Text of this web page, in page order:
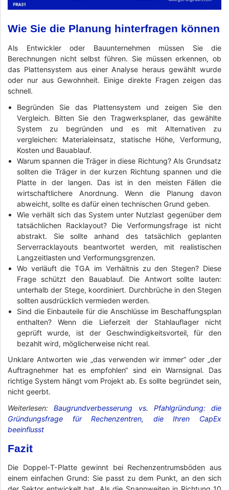
Wie Sie die Planung hinterfragen können
Als Entwickler oder Bauunternehmen müssen Sie die
Berechnungen nicht selbst führen. Sie müssen erkennen, ob
das Plattensystem aus einer Analyse heraus gewählt wurde
oder nur aus Gewohnheit. Einige direkte Fragen zeigen das
schnell.
Begründen Sie das Plattensystem und zeigen Sie den
Vergleich. Bitten Sie den Tragwerksplaner, das gewählte
System zu begründen und es mit Alternativen zu
vergleichen: Materialeinsatz, statische Höhe, Verformung,
Kosten und Bauablauf.
Warum spannen die Träger in diese Richtung? Als Grundsatz
sollten die Träger in der kurzen Richtung spannen und die
Platte in der langen. Das ist in den meisten Fällen die
wirtschaftlichere Anordnung. Wenn die Planung davon
abweicht, sollte es dafür einen technischen Grund geben.
Wie verhält sich das System unter Nutzlast gegenüber dem
tatsächlichen Racklayout? Die Verformungsfrage ist nicht
abstrakt. Sie sollte anhand des tatsächlich geplanten
Serverracklayouts beantwortet werden, mit realistischen
Langzeitlasten und Verformungsgrenzen.
Wo verläuft die TGA im Verhältnis zu den Stegen? Diese
Frage schützt den Bauablauf. Die Antwort sollte lauten:
unterhalb der Stege, koordiniert. Durchbrüche in den Stegen
sollten ausdrücklich vermieden werden.
Sind die Einbauteile für die Anschlüsse im Beschaffungsplan
enthalten? Wenn die Lieferzeit der Stahlauflager nicht
geprüft wurde, ist der Geschwindigkeitsvorteil, für den
bezahlt wird, möglicherweise nicht real.
Unklare Antworten wie „das verwenden wir immer“ oder „der
Auftragnehmer hat es empfohlen“ sind ein Warnsignal. Das
richtige System hängt vom Projekt ab. Es sollte begründet sein,
nicht geerbt.
Weiterlesen:Baugrundverbesserung vs. Pfahlgründung: die
Gründungsfrage für Rechenzentren, die Ihren CapEx
beeinflusst
Fazit
Die Doppel-T-Platte gewinnt bei Rechenzentrumsböden aus
einem einfachen Grund: Sie passt zu dem Punkt, an den sich